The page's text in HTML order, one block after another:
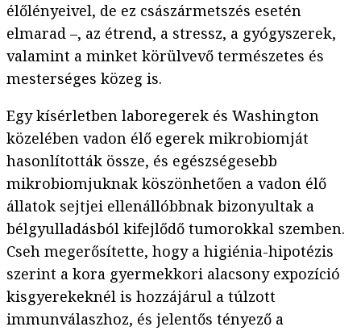
élőlényeivel, de ez császármetszés esetén
elmarad –, az étrend, a stressz, a gyógyszerek,
valamint a minket körülvevő természetes és
mesterséges közeg is.
Egy kísérletben laboregerek és Washington
közelében vadon élő egerek mikrobiomját
hasonlították össze, és egészségesebb
mikrobiomjuknak köszönhetően a vadon élő
állatok sejtjei ellenállóbbnak bizonyultak a
bélgyulladásból kifejlődő tumorokkal szemben.
Cseh megerősítette, hogy a higiénia-hipotézis
szerint a kora gyermekkori alacsony expozíció
kisgyerekeknél is hozzájárul a túlzott
immunválaszhoz, és jelentős tényező a